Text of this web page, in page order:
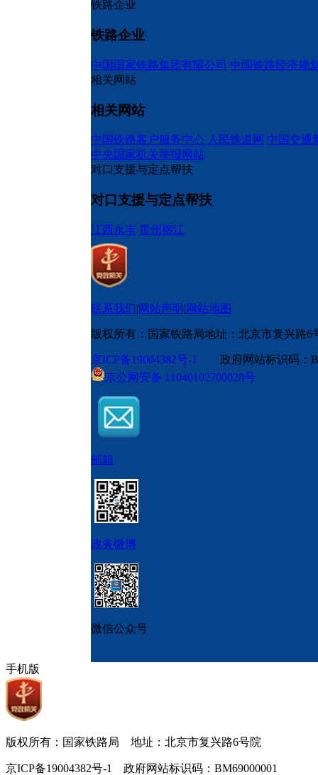
铁路企业
铁路企业
中国国家铁路集团有限公司 中国铁路经济规
相关网站
相关网站
中国铁路客户服务中心 人民铁道网 中国交通
中央国家机关举报网站
对口支援与定点帮扶
对口支援与定点帮扶
江西永丰 贵州榕江
联系我们|网站声明|网站地图
版权所有：国家铁路局地址：北京市复兴路6
京ICP备19004382号-1
政府网站标识码
京公网安备 11040102700028号
邮箱
政务微博
微信公众号
手机版
版权所有：国家铁路局 地址：北京市复兴路6号院
京ICP备19004382号-1 政府网站标识码：BM69000001